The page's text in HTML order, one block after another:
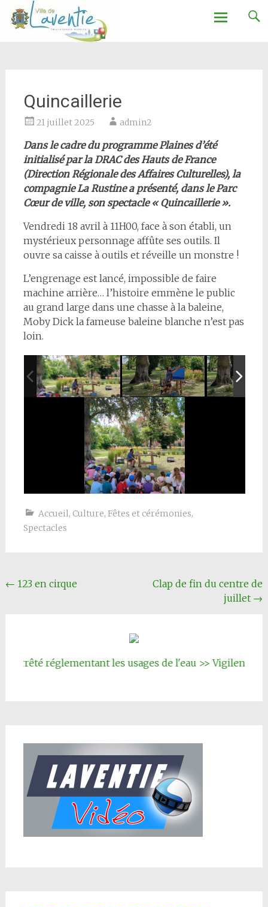
Ville de Laventie
Quincaillerie
21 juillet 2025 admin2
Dans le cadre du programme Plaines d’été
initialisé par la DRAC des Hauts de France
(Direction Régionale des Affaires Culturelles), la
compagnie La Rustine a présenté, dans le Parc
Cœur de ville, son spectacle « Quincaillerie ».
Vendredi 18 avril à 11H00, face à son établi, un
mystérieux personnage affûte ses outils. Il
ouvre sa caisse à outils et réveille un monstre !
L’engrenage est lancé, impossible de faire
machine arrière… l’histoire emmène le public
au grand large dans une chasse à la baleine,
Moby Dick la fameuse baleine blanche n’est pas
loin.
Accueil, Culture, Fêtes et cérémonies,
Spectacles
Navigation
← 123 en cirque
Clap de fin du centre de
juillet →
réglementant les usages de l'eau >> Vigilence